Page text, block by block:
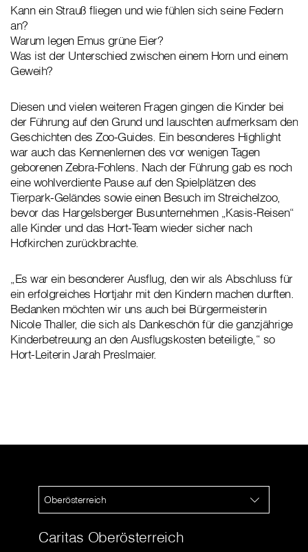
Kann ein Strauß fliegen und wie fühlen sich seine Federn
an?
Warum legen Emus grüne Eier?
Was ist der Unterschied zwischen einem Horn und einem
Geweih?
Diesen und vielen weiteren Fragen gingen die Kinder bei
der Führung auf den Grund und lauschten aufmerksam den
Geschichten des Zoo-Guides. Ein besonderes Highlight
war auch das Kennenlernen des vor wenigen Tagen
geborenen Zebra-Fohlens. Nach der Führung gab es noch
eine wohlverdiente Pause auf den Spielplätzen des
Tierpark-Geländes sowie einen Besuch im Streichelzoo,
bevor das Hargelsberger Busunternehmen „Kasis-Reisen“
alle Kinder und das Hort-Team wieder sicher nach
Hofkirchen zurückbrachte.
„Es war ein besonderer Ausflug, den wir als Abschluss für
ein erfolgreiches Hortjahr mit den Kindern machen durften.
Bedanken möchten wir uns auch bei Bürgermeisterin
Nicole Thaller, die sich als Dankeschön für die ganzjährige
Kinderbetreuung an den Ausflugskosten beteiligte,“ so
Hort-Leiterin Jarah Preslmaier.
Oberösterreich
Caritas Oberösterreich